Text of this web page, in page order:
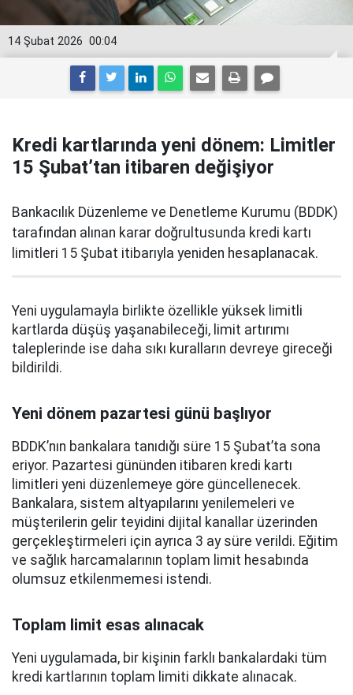
00:04
14 Şubat 2026
Kredi kartlarında yeni dönem: Limitler
15 Şubat’tan itibaren değişiyor
Bankacılık Düzenleme ve Denetleme Kurumu (BDDK)
tarafından alınan karar doğrultusunda kredi kartı
limitleri 15 Şubat itibarıyla yeniden hesaplanacak.
Yeni uygulamayla birlikte özellikle yüksek limitli
kartlarda düşüş yaşanabileceği, limit artırımı
taleplerinde ise daha sıkı kuralların devreye gireceği
bildirildi.
Yeni dönem pazartesi günü başlıyor
BDDK’nın bankalara tanıdığı süre 15 Şubat’ta sona
eriyor. Pazartesi gününden itibaren kredi kartı
limitleri yeni düzenlemeye göre güncellenecek.
Bankalara, sistem altyapılarını yenilemeleri ve
müşterilerin gelir teyidini dijital kanallar üzerinden
gerçekleştirmeleri için ayrıca 3 ay süre verildi. Eğitim
ve sağlık harcamalarının toplam limit hesabında
olumsuz etkilenmemesi istendi.
Toplam limit esas alınacak
Yeni uygulamada, bir kişinin farklı bankalardaki tüm
kredi kartlarının toplam limiti dikkate alınacak.